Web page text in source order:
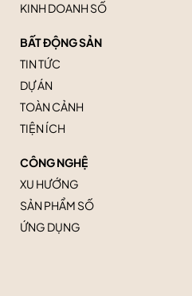
KINH DOANH SỐ
BẤT ĐỘNG SẢN
TIN TỨC
DỰ ÁN
TOÀN CẢNH
TIỆN ÍCH
CÔNG NGHỆ
XU HƯỚNG
SẢN PHẨM SỐ
ỨNG DỤNG